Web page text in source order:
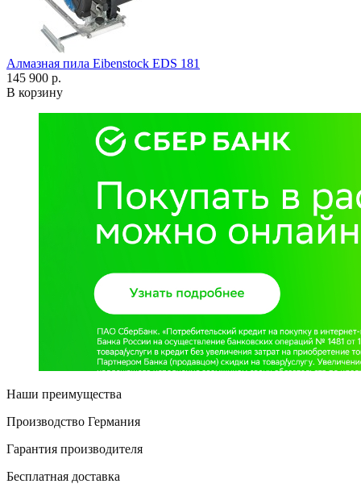
Алмазная пила Eibenstock EDS 181
145 900 р.
В корзину
Наши преимущества
Производство Германия
Гарантия производителя
Бесплатная доставка